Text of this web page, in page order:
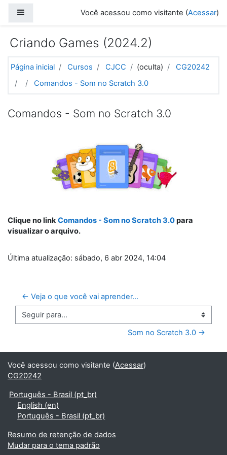
Você acessou como visitante (Acessar)
Criando Games (2024.2)
Página inicial Cursos CJCC (oculta)
CG20242
Comandos - Som no Scratch 3.0
Comandos - Som no Scratch 3.0
Clique no linkComandos - Som no Scratch 3.0para
visualizar o arquivo.
Última atualização: sábado, 6 abr 2024, 14:04
← Veja o que você vai aprender...
Seguir para...
Som no Scratch 3.0 →
Você acessou como visitante (Acessar)
CG20242
Português - Brasil ‎(pt_br)‎
English ‎(en)‎
Português - Brasil ‎(pt_br)‎
Resumo de retenção de dados
Mudar para o tema padrão